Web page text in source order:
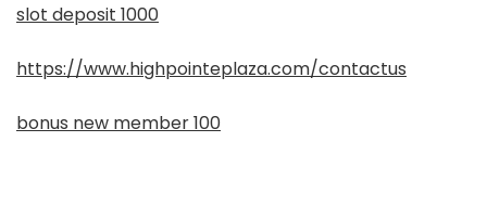
slot deposit 1000
https://www.highpointeplaza.com/contactus
bonus new member 100